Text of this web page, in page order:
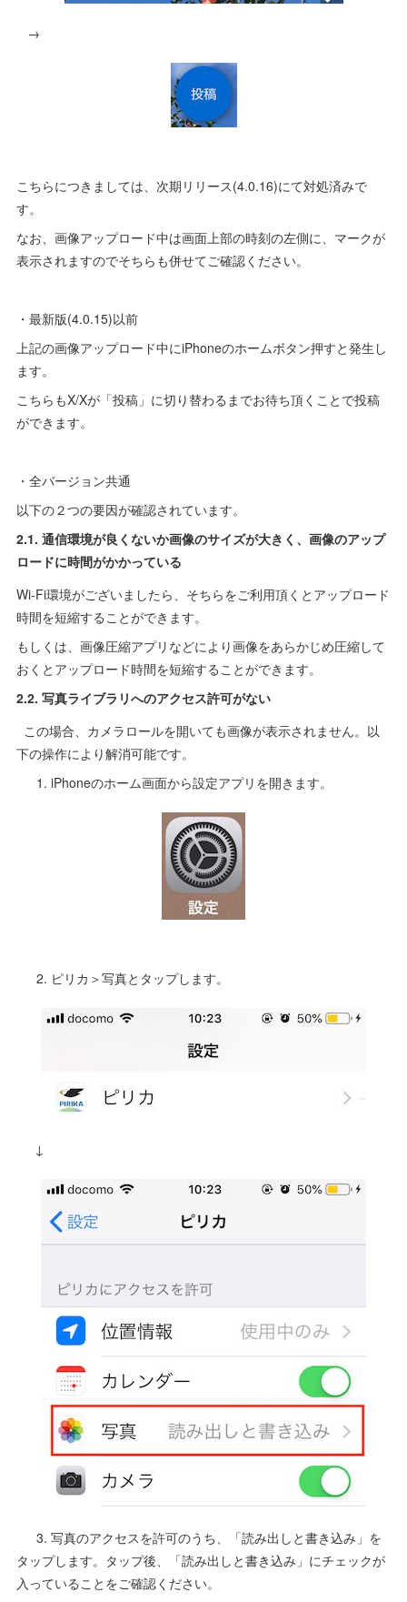
→
こちらにつきましては、次期リリース(4.0.16)にて対処済みで
す。
なお、画像アップロード中は画面上部の時刻の左側に、マークが
表示されますのでそちらも併せてご確認ください。
・最新版(4.0.15)以前
上記の画像アップロード中にiPhoneのホームボタン押すと発生し
ます。
こちらもX/Xが「投稿」に切り替わるまでお待ち頂くことで投稿
ができます。
・全バージョン共通
以下の２つの要因が確認されています。
2.1. 通信環境が良くないか画像のサイズが大きく、画像のアップ
ロードに時間がかかっている
Wi-Fi環境がございましたら、そちらをご利用頂くとアップロード
時間を短縮することができます。
もしくは、画像圧縮アプリなどにより画像をあらかじめ圧縮して
おくとアップロード時間を短縮することができます。
2.2. 写真ライブラリへのアクセス許可がない
この場合、カメラロールを開いても画像が表示されません。以
下の操作により解消可能です。
1. iPhoneのホーム画面から設定アプリを開きます。
2. ピリカ＞写真とタップします。
↓
3. 写真のアクセスを許可のうち、「読み出しと書き込み」を
タップします。タップ後、「読み出しと書き込み」にチェックが
入っていることをご確認ください。